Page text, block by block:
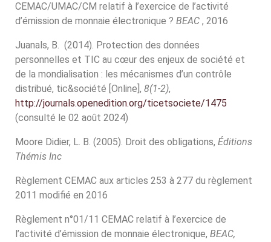
CEMAC/UMAC/CM relatif à l’exercice de l’activité
d’émission de monnaie électronique ? BEAC , 2016
Juanals, B. (2014). Protection des données
personnelles et TIC au cœur des enjeux de société et
de la mondialisation : les mécanismes d’un contrôle
distribué, tic&société [Online], 8(1-2),
http://journals.openedition.org/ticetsociete/1475
(consulté le 02 août 2024)
Moore Didier, L. B. (2005). Droit des obligations, Éditions
Thémis Inc
Règlement CEMAC aux articles 253 à 277 du règlement
2011 modifié en 2016
Règlement n°01/11 CEMAC relatif à l’exercice de
l’activité d’émission de monnaie électronique, BEAC,